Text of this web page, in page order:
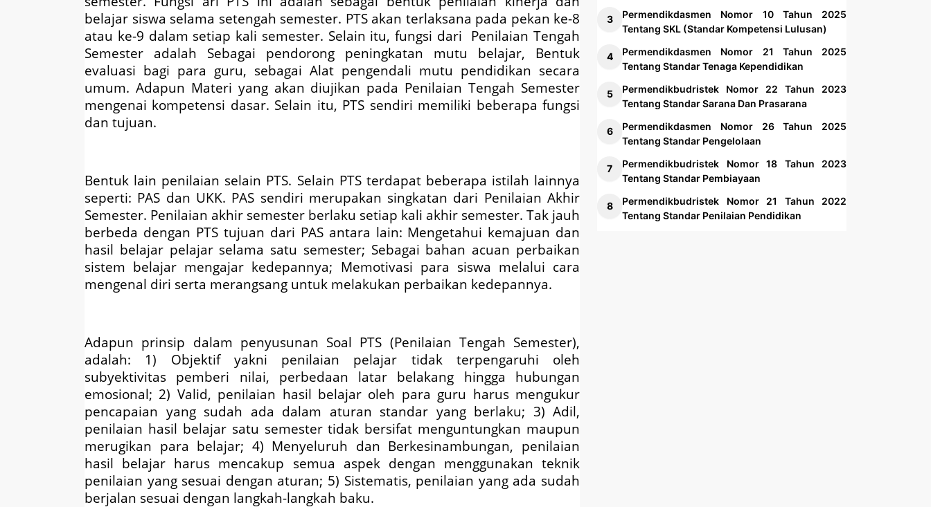
belajar siswa selama setengah semester. PTS akan terlaksana pada pekan ke-8
atau ke-9 dalam setiap kali semester. Selain itu, fungsi dari Penilaian Tengah
Semester adalah Sebagai pendorong peningkatan mutu belajar, Bentuk
evaluasi bagi para guru, sebagai Alat pengendali mutu pendidikan secara
umum. Adapun Materi yang akan diujikan pada Penilaian Tengah Semester
mengenai kompetensi dasar. Selain itu, PTS sendiri memiliki beberapa fungsi
dan tujuan.
Bentuk lain penilaian selain PTS. Selain PTS terdapat beberapa istilah lainnya
seperti: PAS dan UKK. PAS sendiri merupakan singkatan dari Penilaian Akhir
Semester. Penilaian akhir semester berlaku setiap kali akhir semester. Tak jauh
berbeda dengan PTS tujuan dari PAS antara lain: Mengetahui kemajuan dan
hasil belajar pelajar selama satu semester; Sebagai bahan acuan perbaikan
sistem belajar mengajar kedepannya; Memotivasi para siswa melalui cara
mengenal diri serta merangsang untuk melakukan perbaikan kedepannya.
Adapun prinsip dalam penyusunan Soal PTS (Penilaian Tengah Semester),
adalah: 1) Objektif yakni penilaian pelajar tidak terpengaruhi oleh
subyektivitas pemberi nilai, perbedaan latar belakang hingga hubungan
emosional; 2) Valid, penilaian hasil belajar oleh para guru harus mengukur
pencapaian yang sudah ada dalam aturan standar yang berlaku; 3) Adil,
penilaian hasil belajar satu semester tidak bersifat menguntungkan maupun
merugikan para belajar; 4) Menyeluruh dan Berkesinambungan, penilaian
hasil belajar harus mencakup semua aspek dengan menggunakan teknik
penilaian yang sesuai dengan aturan; 5) Sistematis, penilaian yang ada sudah
berjalan sesuai dengan langkah-langkah baku.
Permendikdasmen Nomor 10 Tahun 2025
Tentang SKL (Standar Kompetensi Lulusan)
Permendikdasmen Nomor 21 Tahun 2025
Tentang Standar Tenaga Kependidikan
Permendikbudristek Nomor 22 Tahun 2023
Tentang Standar Sarana Dan Prasarana
Permendikdasmen Nomor 26 Tahun 2025
Tentang Standar Pengelolaan
Permendikbudristek Nomor 18 Tahun 2023
Tentang Standar Pembiayaan
Permendikbudristek Nomor 21 Tahun 2022
Tentang Standar Penilaian Pendidikan